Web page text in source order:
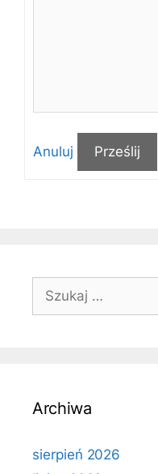
Anuluj Prześlij
Szukaj:
Archiwa
sierpień 2026